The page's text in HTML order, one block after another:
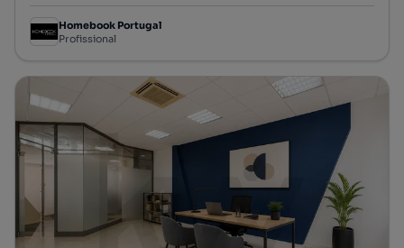
Homebook Portugal
Profissional